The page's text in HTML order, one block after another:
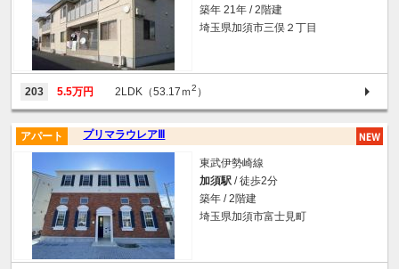
築年 21年 / 2階建
埼玉県加須市三俣２丁目
203 5.5万円 2LDK（53.17ｍ2 ）
プリマラウレアⅢ
アパート
東武伊勢崎線
加須駅 / 徒歩2分
築年 / 2階建
埼玉県加須市富士見町